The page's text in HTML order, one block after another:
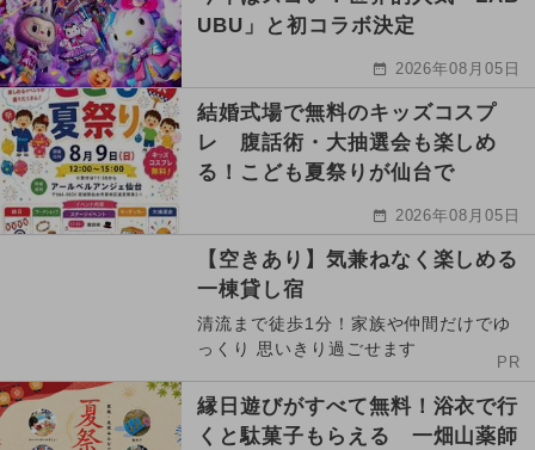
UBU」と初コラボ決定
2026年08月05日
結婚式場で無料のキッズコスプ
レ 腹話術・大抽選会も楽しめ
る！こども夏祭りが仙台で
2026年08月05日
【空きあり】気兼ねなく楽しめる
一棟貸し宿
清流まで徒歩1分！家族や仲間だけでゆ
っくり 思いきり過ごせます
PR
縁日遊びがすべて無料！浴衣で行
くと駄菓子もらえる 一畑山薬師